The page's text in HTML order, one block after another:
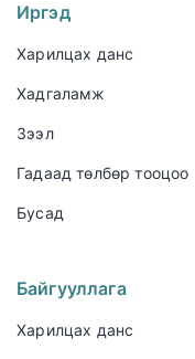
Иргэд
Харилцах данс
Хадгаламж
Зээл
Гадаад төлбөр тооцоо
Бусад
Байгууллага
Харилцах данс